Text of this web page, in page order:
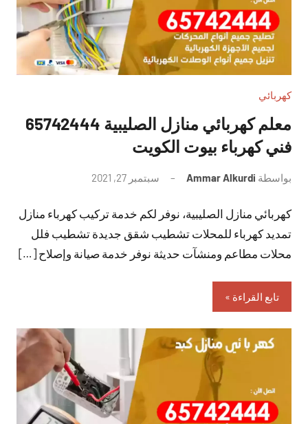
كهربائي
معلم كهربائي منازل الصليبية 65742444
فني كهرباء بيوت الكويت
بواسطة Ammar Alkurdi سبتمبر 27, 2021
تعليقات
كهربائي منازل الصليبية، نوفر لكم خدمة تركيب كهرباء منازل
تمديد كهرباء للمحلات تشطيب شقق جديدة تشطيب فلل
محلات مطاعم ومنشآت حديثة نوفر خدمة صيانة وإصلاح […]
تابع القراءة